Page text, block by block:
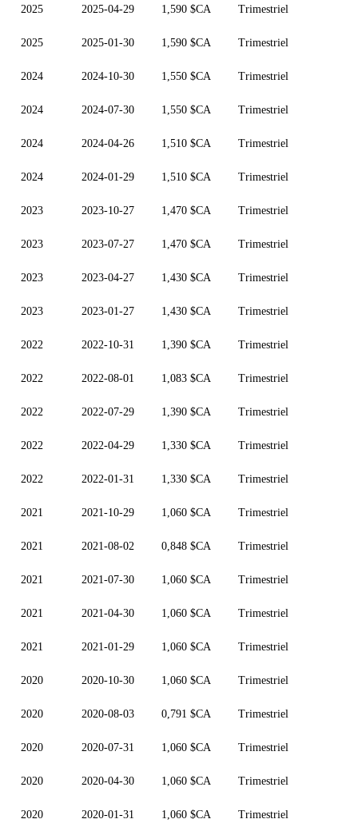
2025 2025-04-29 1,590 $CA Trimestriel
2025 2025-01-30 1,590 $CA Trimestriel
2024 2024-10-30 1,550 $CA Trimestriel
2024 2024-07-30 1,550 $CA Trimestriel
2024 2024-04-26 1,510 $CA Trimestriel
2024 2024-01-29 1,510 $CA Trimestriel
2023 2023-10-27 1,470 $CA Trimestriel
2023 2023-07-27 1,470 $CA Trimestriel
2023 2023-04-27 1,430 $CA Trimestriel
2023 2023-01-27 1,430 $CA Trimestriel
2022 2022-10-31 1,390 $CA Trimestriel
2022 2022-08-01 1,083 $CA Trimestriel
2022 2022-07-29 1,390 $CA Trimestriel
2022 2022-04-29 1,330 $CA Trimestriel
2022 2022-01-31 1,330 $CA Trimestriel
2021 2021-10-29 1,060 $CA Trimestriel
2021 2021-08-02 0,848 $CA Trimestriel
2021 2021-07-30 1,060 $CA Trimestriel
2021 2021-04-30 1,060 $CA Trimestriel
2021 2021-01-29 1,060 $CA Trimestriel
2020 2020-10-30 1,060 $CA Trimestriel
2020 2020-08-03 0,791 $CA Trimestriel
2020 2020-07-31 1,060 $CA Trimestriel
2020 2020-04-30 1,060 $CA Trimestriel
2020 2020-01-31 1,060 $CA Trimestriel